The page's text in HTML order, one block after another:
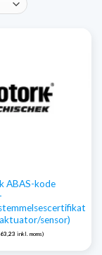
ABAS-kode
sensor)
63,23 inkl. moms)